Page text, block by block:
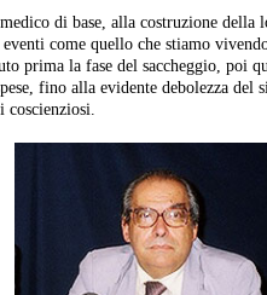
di base, alla costruzione della
come quello che stiamo
prima la fase del saccheggio, poi
fino alla evidente debolezza del
coscienziosi.